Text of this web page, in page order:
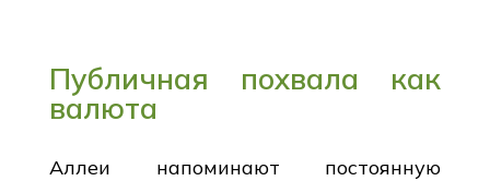
Публичная похвала как
валюта
Аллеи напоминают постоянную